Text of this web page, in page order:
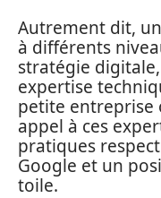
Autrement dit,
à différents
stratégie
expertise
petite entreprise
appel à ces
pratiques
Google et un
toile.